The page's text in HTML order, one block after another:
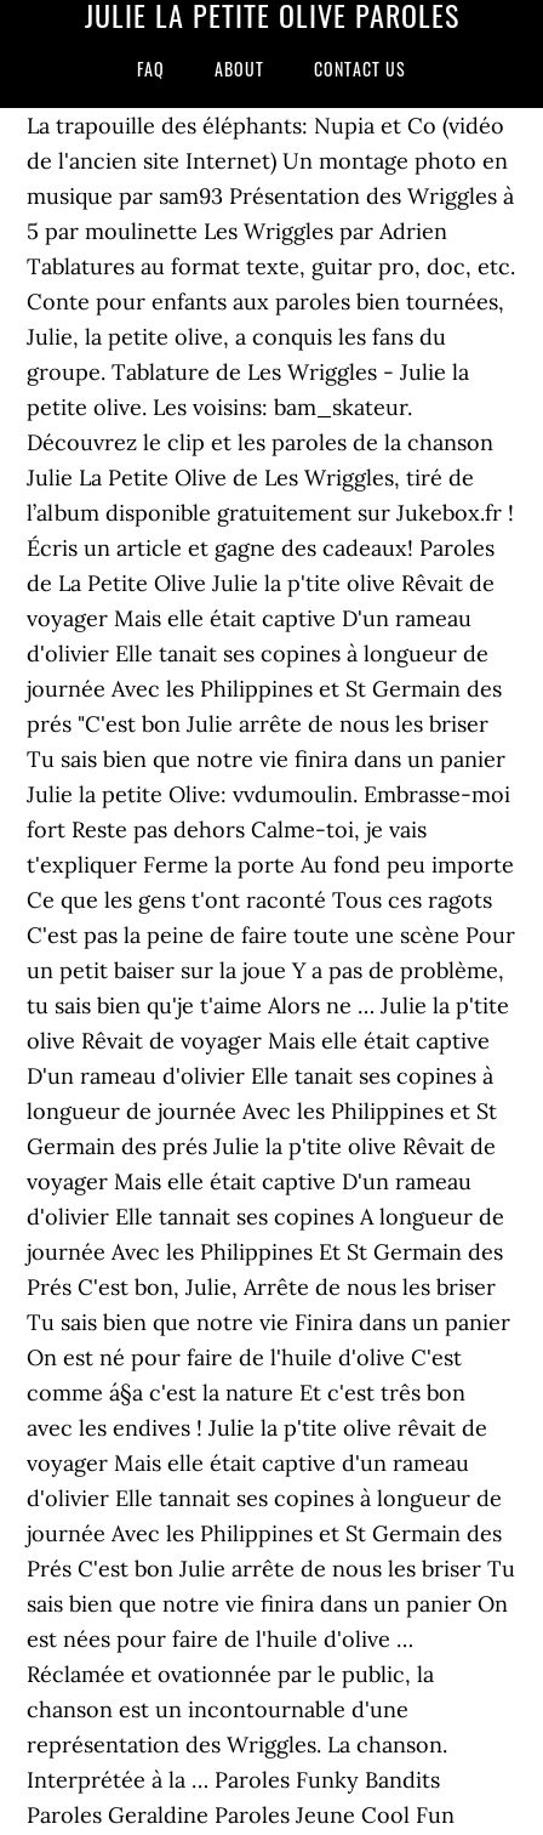
JULIE LA PETITE OLIVE PAROLES
FAQ ABOUT CONTACT US
La trapouille des éléphants: Nupia et Co (vidéo
de l'ancien site Internet) Un montage photo en
musique par sam93 Présentation des Wriggles à
5 par moulinette Les Wriggles par Adrien
Tablatures au format texte, guitar pro, doc, etc.
Conte pour enfants aux paroles bien tournées,
Julie, la petite olive, a conquis les fans du
groupe. Tablature de Les Wriggles - Julie la
petite olive. Les voisins: bam_skateur.
Découvrez le clip et les paroles de la chanson
Julie La Petite Olive de Les Wriggles, tiré de
l’album disponible gratuitement sur Jukebox.fr !
Écris un article et gagne des cadeaux! Paroles
de La Petite Olive Julie la p'tite olive Rêvait de
voyager Mais elle était captive D'un rameau
d'olivier Elle tanait ses copines à longueur de
journée Avec les Philippines et St Germain des
prés "C'est bon Julie arrête de nous les briser
Tu sais bien que notre vie finira dans un panier
Julie la petite Olive: vvdumoulin. Embrasse-moi
fort Reste pas dehors Calme-toi, je vais
t'expliquer Ferme la porte Au fond peu importe
Ce que les gens t'ont raconté Tous ces ragots
C'est pas la peine de faire toute une scène Pour
un petit baiser sur la joue Y a pas de problème,
tu sais bien qu'je t'aime Alors ne … Julie la p'tite
olive Rêvait de voyager Mais elle était captive
D'un rameau d'olivier Elle tanait ses copines à
longueur de journée Avec les Philippines et St
Germain des prés Julie la p'tite olive Rêvait de
voyager Mais elle était captive D'un rameau
d'olivier Elle tannait ses copines A longueur de
journée Avec les Philippines Et St Germain des
Prés C'est bon, Julie, Arrête de nous les briser
Tu sais bien que notre vie Finira dans un panier
On est né pour faire de l'huile d'olive C'est
comme á§a c'est la nature Et c'est três bon
avec les endives ! Julie la p'tite olive rêvait de
voyager Mais elle était captive d'un rameau
d'olivier Elle tannait ses copines à longueur de
journée Avec les Philippines et St Germain des
Prés C'est bon Julie arrête de nous les briser Tu
sais bien que notre vie finira dans un panier On
est nées pour faire de l'huile d'olive …
Réclamée et ovationnée par le public, la
chanson est un incontournable d'une
représentation des Wriggles. La chanson.
Interprétée à la … Paroles Funky Bandits
Paroles Geraldine Paroles Jeune Cool Fun